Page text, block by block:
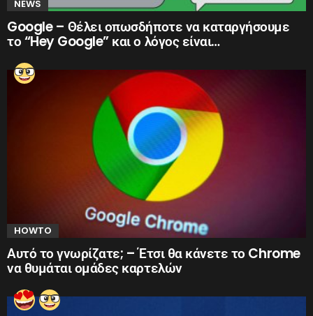
NEWS
Google – Θέλει οπωσδήποτε να καταργήσουμε
το “Hey Google” και ο λόγος είναι…
HOWTO
Αυτό το γνωρίζατε; – Έτσι θα κάνετε το Chrome
να θυμάται ομάδες καρτελών